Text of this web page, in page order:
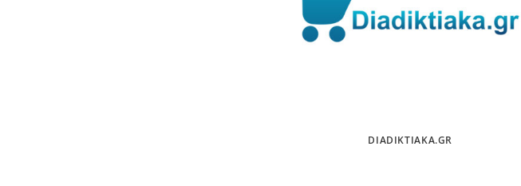
DIADIKTIAKA.GR